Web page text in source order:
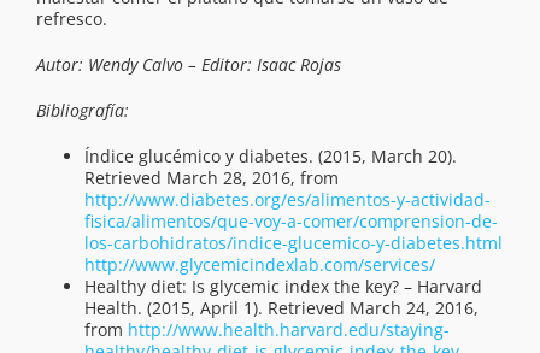
refresco.
Autor: Wendy Calvo – Editor: Isaac Rojas
Bibliografía:
Índice glucémico y diabetes. (2015, March 20).
Retrieved March 28, 2016, from
http://www.diabetes.org/es/alimentos-y-actividad-
fisica/alimentos/que-voy-a-comer/comprension-de-
los-carbohidratos/indice-glucemico-y-diabetes.html
http://www.glycemicindexlab.com/services/
Healthy diet: Is glycemic index the key? – Harvard
Health. (2015, April 1). Retrieved March 24, 2016,
from http://www.health.harvard.edu/staying-